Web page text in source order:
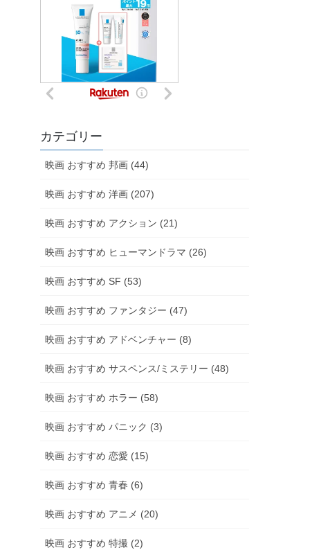
カテゴリー
映画 おすすめ 邦画 (44)
映画 おすすめ 洋画 (207)
映画 おすすめ アクション (21)
映画 おすすめ ヒューマンドラマ (26)
映画 おすすめ SF (53)
映画 おすすめ ファンタジー (47)
映画 おすすめ アドベンチャー (8)
映画 おすすめ サスペンス/ミステリー (48)
映画 おすすめ ホラー (58)
映画 おすすめ パニック (3)
映画 おすすめ 恋愛 (15)
映画 おすすめ 青春 (6)
映画 おすすめ アニメ (20)
映画 おすすめ 特撮 (2)